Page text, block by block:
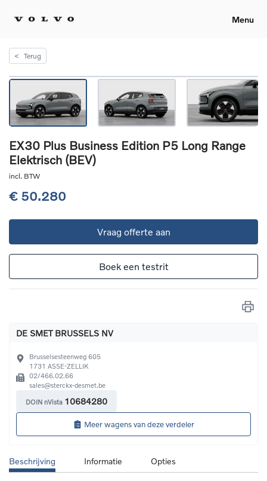
Menu
< Terug
EX30 Plus Business Edition P5 Long Range
Elektrisch (BEV)
incl. BTW
€ 50.280
Vraag offerte aan
Boek een testrit
DE SMET BRUSSELS NV
Brusselsesteenweg 605
1731 ASSE-ZELLIK
02/466.02.66
sales@sterckx-desmet.be
DOIN nVista 10684280
Meer wagens van deze verdeler
Beschrijving Informatie Opties